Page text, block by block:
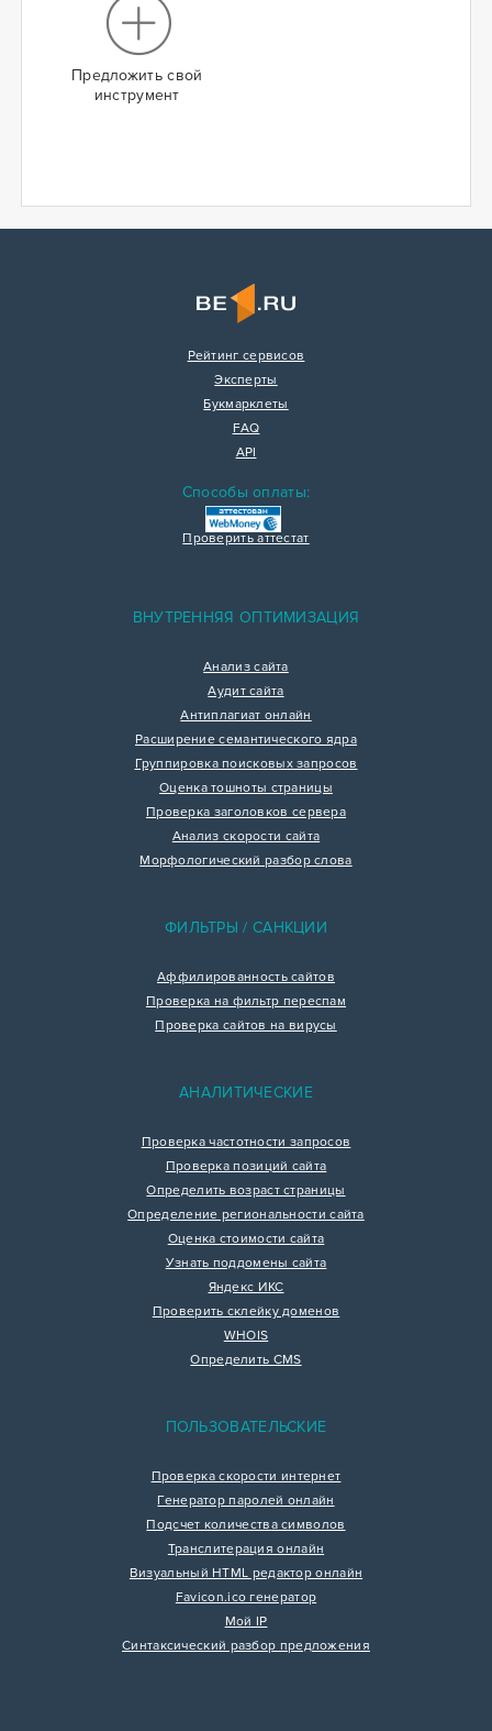
Предложить свой
инструмент
Рейтинг сервисов
Эксперты
Букмарклеты
FAQ
API
Способы оплаты:
Проверить аттестат
ВНУТРЕННЯЯ ОПТИМИЗАЦИЯ
Анализ сайта
Аудит сайта
Антиплагиат онлайн
Расширение семантического ядра
Группировка поисковых запросов
Оценка тошноты страницы
Проверка заголовков сервера
Анализ скорости сайта
Морфологический разбор слова
ФИЛЬТРЫ / САНКЦИИ
Аффилированность сайтов
Проверка на фильтр переспам
Проверка сайтов на вирусы
АНАЛИТИЧЕСКИЕ
Проверка частотности запросов
Проверка позиций сайта
Определить возраст страницы
Определение региональности сайта
Оценка стоимости сайта
Узнать поддомены сайта
Яндекс ИКС
Проверить склейку доменов
WHOIS
Определить CMS
ПОЛЬЗОВАТЕЛЬСКИЕ
Проверка скорости интернет
Генератор паролей онлайн
Подсчет количества символов
Транслитерация онлайн
Визуальный HTML редактор онлайн
Favicon.ico генератор
Мой IP
Синтаксический разбор предложения